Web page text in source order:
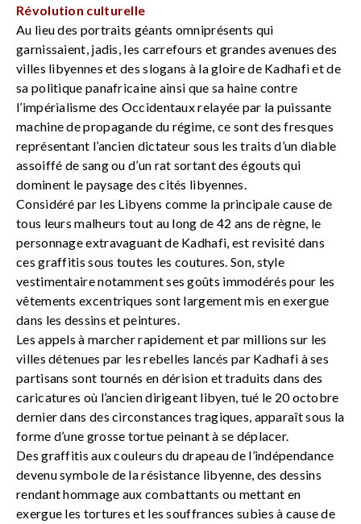
Révolution culturelle
Au lieu des portraits géants omniprésents qui
garnissaient, jadis, les carrefours et grandes avenues des
villes libyennes et des slogans à la gloire de Kadhafi et de
sa politique panafricaine ainsi que sa haine contre
l’impérialisme des Occidentaux relayée par la puissante
machine de propagande du régime, ce sont des fresques
représentant l’ancien dictateur sous les traits d’un diable
assoiffé de sang ou d’un rat sortant des égouts qui
dominent le paysage des cités libyennes.
Considéré par les Libyens comme la principale cause de
tous leurs malheurs tout au long de 42 ans de règne, le
personnage extravaguant de Kadhafi, est revisité dans
ces graffitis sous toutes les coutures. Son, style
vestimentaire notamment ses goûts immodérés pour les
vêtements excentriques sont largement mis en exergue
dans les dessins et peintures.
Les appels à marcher rapidement et par millions sur les
villes détenues par les rebelles lancés par Kadhafi à ses
partisans sont tournés en dérision et traduits dans des
caricatures où l’ancien dirigeant libyen, tué le 20 octobre
dernier dans des circonstances tragiques, apparaît sous la
forme d’une grosse tortue peinant à se déplacer.
Des graffitis aux couleurs du drapeau de l’indépendance
devenu symbole de la résistance libyenne, des dessins
rendant hommage aux combattants ou mettant en
exergue les tortures et les souffrances subies à cause de